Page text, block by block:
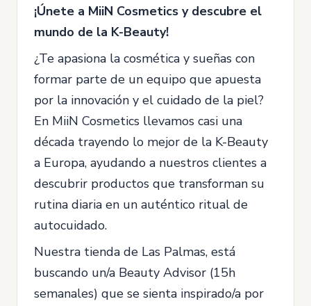
¡Únete a MiiN Cosmetics y descubre el
mundo de la K-Beauty!
¿Te apasiona la cosmética y sueñas con
formar parte de un equipo que apuesta
por la innovación y el cuidado de la piel?
En MiiN Cosmetics llevamos casi una
década trayendo lo mejor de la K-Beauty
a Europa, ayudando a nuestros clientes a
descubrir productos que transforman su
rutina diaria en un auténtico ritual de
autocuidado.
Nuestra tienda de Las Palmas, está
buscando un/a Beauty Advisor (15h
semanales) que se sienta inspirado/a por